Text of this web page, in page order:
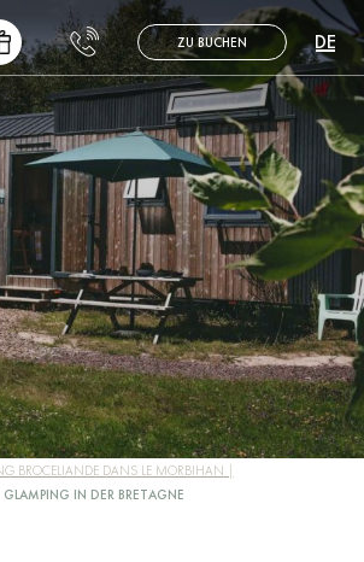
ZU BUCHEN
FR
EN
DE
ES
BROCELIANDE DANS LE MORBIHAN
GLAMPING IN DER BRETAGNE